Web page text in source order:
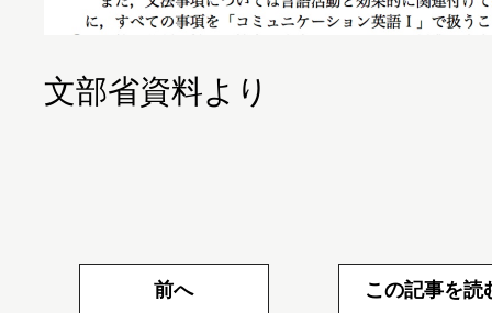
文部省資料より
前へ この記事を読